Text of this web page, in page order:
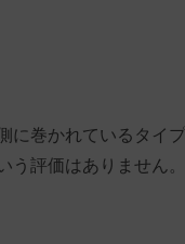
に巻かれているタイ
う評価はありません